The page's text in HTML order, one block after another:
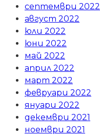
септември 2022
август 2022
юли 2022
юни 2022
май 2022
април 2022
март 2022
февруари 2022
януари 2022
декември 2021
ноември 2021